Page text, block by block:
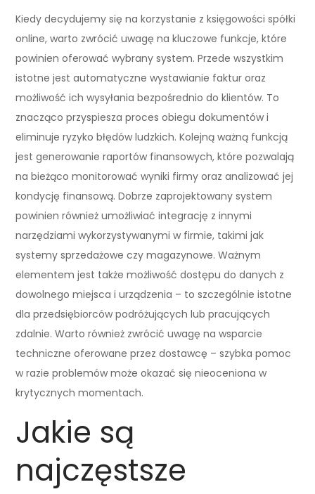
Kiedy decydujemy się na korzystanie z księgowości spółki
online, warto zwrócić uwagę na kluczowe funkcje, które
powinien oferować wybrany system. Przede wszystkim
istotne jest automatyczne wystawianie faktur oraz
możliwość ich wysyłania bezpośrednio do klientów. To
znacząco przyspiesza proces obiegu dokumentów i
eliminuje ryzyko błędów ludzkich. Kolejną ważną funkcją
jest generowanie raportów finansowych, które pozwalają
na bieżąco monitorować wyniki firmy oraz analizować jej
kondycję finansową. Dobrze zaprojektowany system
powinien również umożliwiać integrację z innymi
narzędziami wykorzystywanymi w firmie, takimi jak
systemy sprzedażowe czy magazynowe. Ważnym
elementem jest także możliwość dostępu do danych z
dowolnego miejsca i urządzenia – to szczególnie istotne
dla przedsiębiorców podróżujących lub pracujących
zdalnie. Warto również zwrócić uwagę na wsparcie
techniczne oferowane przez dostawcę – szybka pomoc
w razie problemów może okazać się nieoceniona w
krytycznych momentach.
Jakie są
najczęstsze